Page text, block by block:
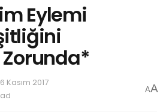
Eylemi
Kasım 2017
AA